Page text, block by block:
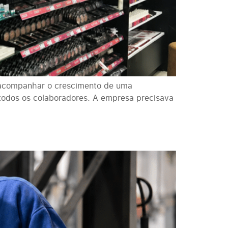
o crescimento de uma
os colaboradores. A empresa precisava